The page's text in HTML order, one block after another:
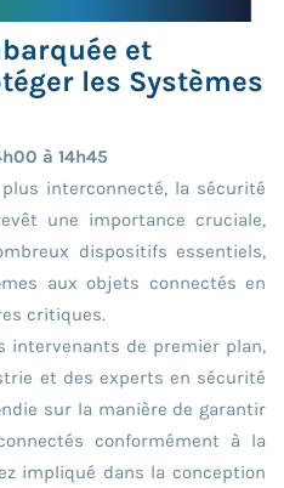
et
les Systèmes
à 14h45
interconnecté, la sécurité
une importance cruciale,
dispositifs essentiels,
aux objets connectés en
critiques.
intervenants de premier plan,
et des experts en sécurité
sur la manière de garantir
conformément à la
impliqué dans la conception